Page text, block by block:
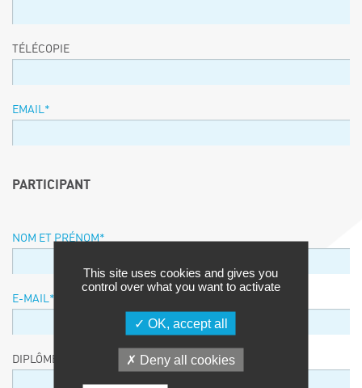
TÉLÉCOPIE
EMAIL *
PARTICIPANT
NOM ET PRÉNOM *
E-MAIL *
DIPLÔME / EQUIVALENCE / NIVEAU
This site uses cookies and gives you
control over what you want to activate
OK, accept all
Deny all cookies